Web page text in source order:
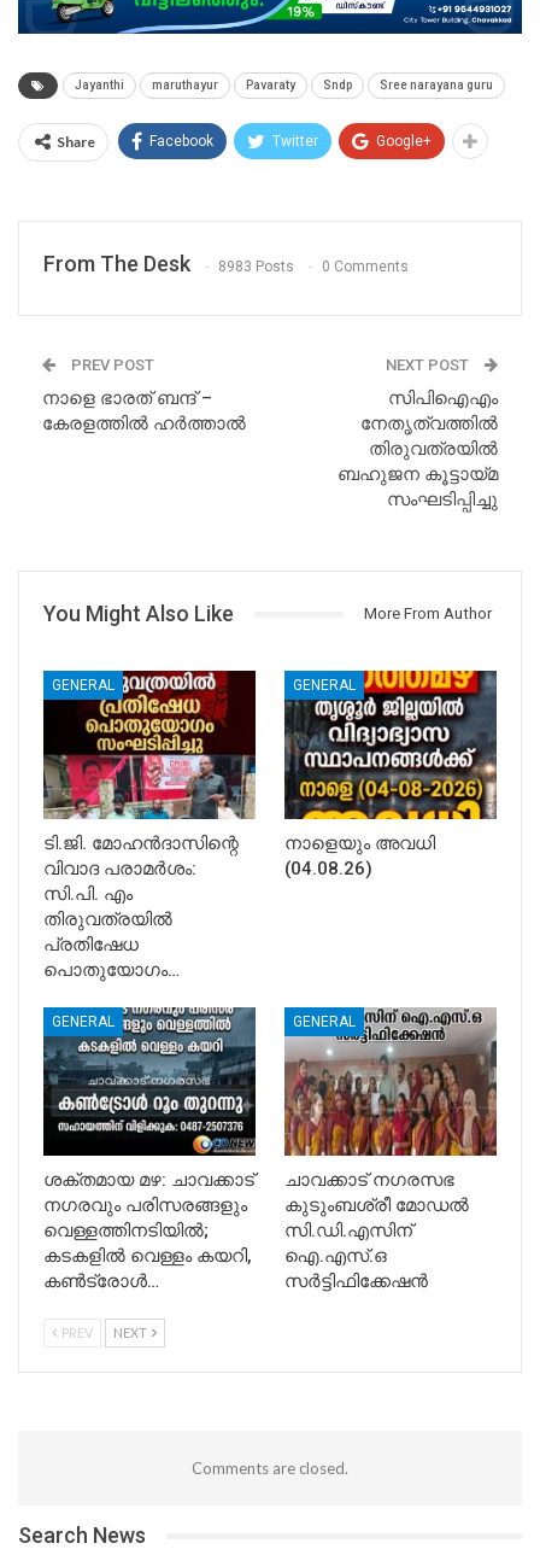
Jayanthi maruthayur Pavaraty Sndp Sree narayana guru
Share Facebook Twitter Google+
From The Desk 8983 Posts 0 Comments
PREV POST
നാളെ ഭാരത് ബന്ദ് –
കേരളത്തിൽ ഹർത്താൽ
NEXT POST
സിപിഐഎം
നേതൃത്വത്തിൽ
തിരുവത്രയിൽ
ബഹുജന കൂട്ടായ്മ
സംഘടിപ്പിച്ചു
You Might Also Like More From Author
GENERAL
ടി.ജി. മോഹൻദാസിന്റെ
വിവാദ പരാമർശം:
സി.പി. എം
തിരുവത്രയിൽ
പ്രതിഷേധ
പൊതുയോഗം…
GENERAL
നാളെയും അവധി
(04.08.26)
GENERAL
ശക്തമായ മഴ: ചാവക്കാട്
നഗരവും പരിസരങ്ങളും
വെള്ളത്തിനടിയിൽ;
കടകളിൽ വെള്ളം കയറി,
കൺട്രോൾ…
GENERAL
ചാവക്കാട് നഗരസഭ
കുടുംബശ്രീ മോഡൽ
സി.ഡി.എസിന്
ഐ.എസ്.ഒ
സർട്ടിഫിക്കേഷൻ
PREV NEXT
Comments are closed.
Search News